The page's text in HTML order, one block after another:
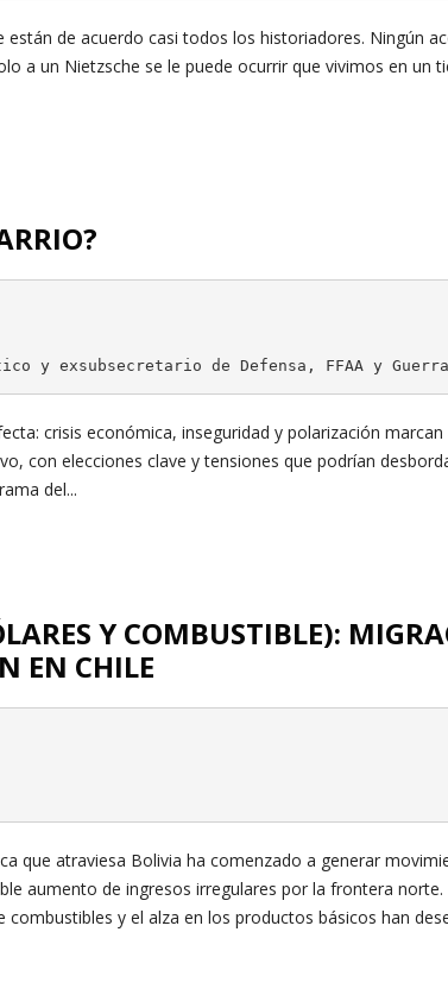
están de acuerdo casi todos los historiadores. Ningún
a un Nietzsche se le puede ocurrir que vivimos en un
y exsubsecretario de Defensa, FFAA y
crisis económica, inseguridad y polarización
con elecciones clave y tensiones que podrían
del...
Y COMBUSTIBLE):
EN CHILE
que atraviesa Bolivia ha comenzado a generar
aumento de ingresos irregulares por la frontera norte.
y el alza en los productos básicos han